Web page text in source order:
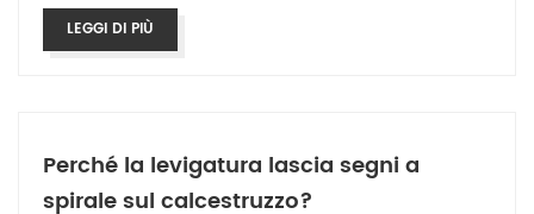
LEGGI DI PIÙ
Perché la levigatura lascia segni a
spirale sul calcestruzzo?